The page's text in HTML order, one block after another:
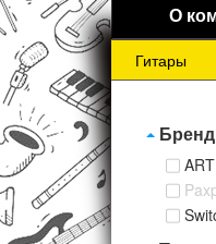
О
Гитары
Бренд
ART